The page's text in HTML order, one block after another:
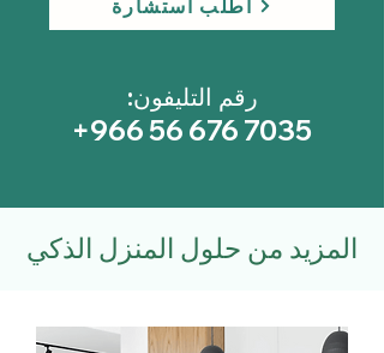
اطلب استشارة
رقم التليفون:
+966 56 676 7035
المزيد من حلول المنزل الذكي